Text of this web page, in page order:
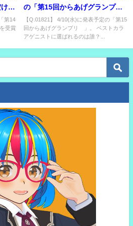
大
ル
第14
受賞
の「第15回からあげグランプリ
®」。 ベストカラアゲニストに
選ばれるのは誰？
【Q.01821】 4/10(水)に発表予定の「第15
回からあげグランプリ®」。 ベストカラ
アゲニストに選ばれるのは誰？...